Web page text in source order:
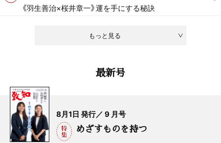
もっと見る
《羽生善治×桜井章一》運を手にする秘訣
最新号
8月1日 発行／ 9 月号
めざすものを持つ